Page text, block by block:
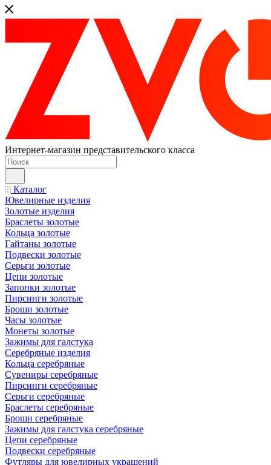
Интернет-магазин представительского класса
Каталог
Ювелирные изделия
Золотые изделия
Браслеты золотые
Кольца золотые
Гайтаны золотые
Подвески золотые
Серьги золотые
Цепи золотые
Запонки золотые
Пирсинги золотые
Броши золотые
Часы золотые
Монеты золотые
Зажимы для галстука
Серебряные изделия
Кольца серебряные
Сувениры серебряные
Пирсинги серебряные
Серьги серебряные
Браслеты серебряные
Броши серебряные
Зажимы для галстука серебряные
Цепи серебряные
Подвески серебряные
Футляры для ювелирных украшений